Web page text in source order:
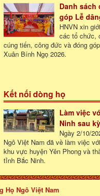
Danh sách
góp Lễ
HNVN xin
các tổ chức,
cúng tiến, công đức và đóng
Xuân Bính Ngọ 2026.
Kết nối dòng họ
Làm việc
Ninh sau
Ngày 2/10/
Ngô Việt Nam đã về làm việc
khu vực huyện Yên Phong và
tỉnh Bắc Ninh.
Họ Ngô Việt Nam